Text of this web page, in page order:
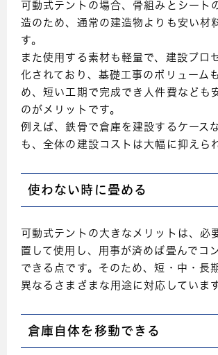
可動式テントの場合、骨組みとシート
造のため、通常の建造物よりも安い材
す。
また使用する素材も軽量で、建設プロ
化されており、基礎工事のボリューム
め、短い工期で完成でき人件費なども
のがメリットです。
例えば、鉄骨で倉庫を建設するケース
も、全体の建設コストは大幅に抑えら
使わない時に畳める
可動式テントの大きなメリットは、必
置して使用し、用事が済めば畳んでコ
できる点です。そのため、短・中・長
異なるさまざまな用途に対応しています
倉庫自体を移動できる